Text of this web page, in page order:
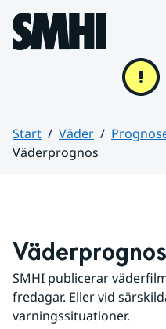
Hoppa till sidans innehåll
Start Väder
Väderprognos
Väderprognos
SMHI publicerar
fredagar. Eller vid
varningssituationer.